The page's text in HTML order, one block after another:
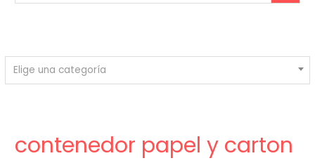
Elige una categoría
contenedor papel y carton